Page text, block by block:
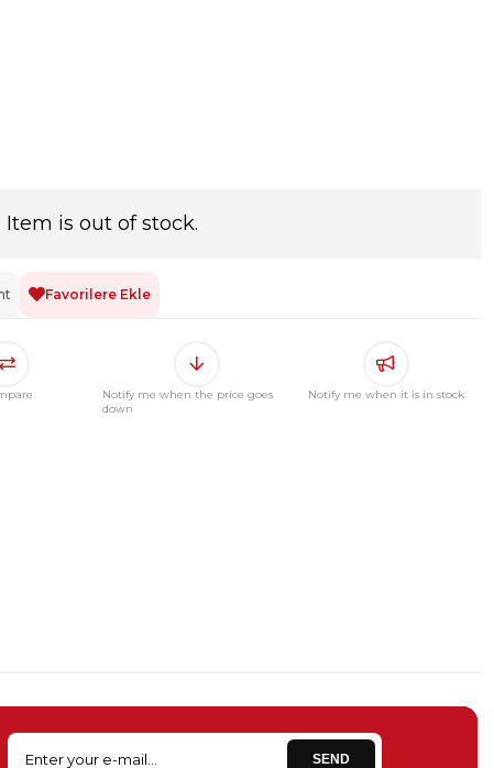
Item is out of stock.
Favorilere Ekle
Notify me when the price goes
down
Notify me when it is in stock
SEND